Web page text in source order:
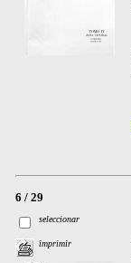
6 / 29
seleccionar
imprimir